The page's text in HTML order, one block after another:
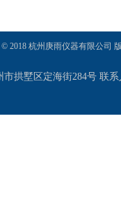
© 2018 杭州庚雨仪器有限公司
市拱墅区定海街284号 联